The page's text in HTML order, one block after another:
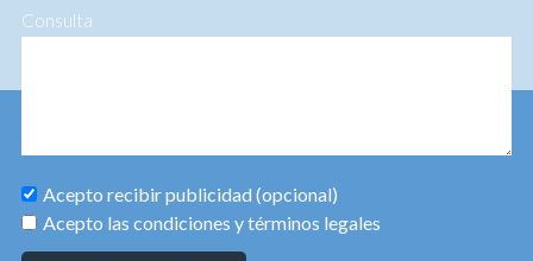
Consulta
Acepto recibir publicidad (opcional)
Acepto las condiciones y términos legales